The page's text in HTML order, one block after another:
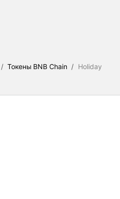
/ Токены BNB Chain / Holiday